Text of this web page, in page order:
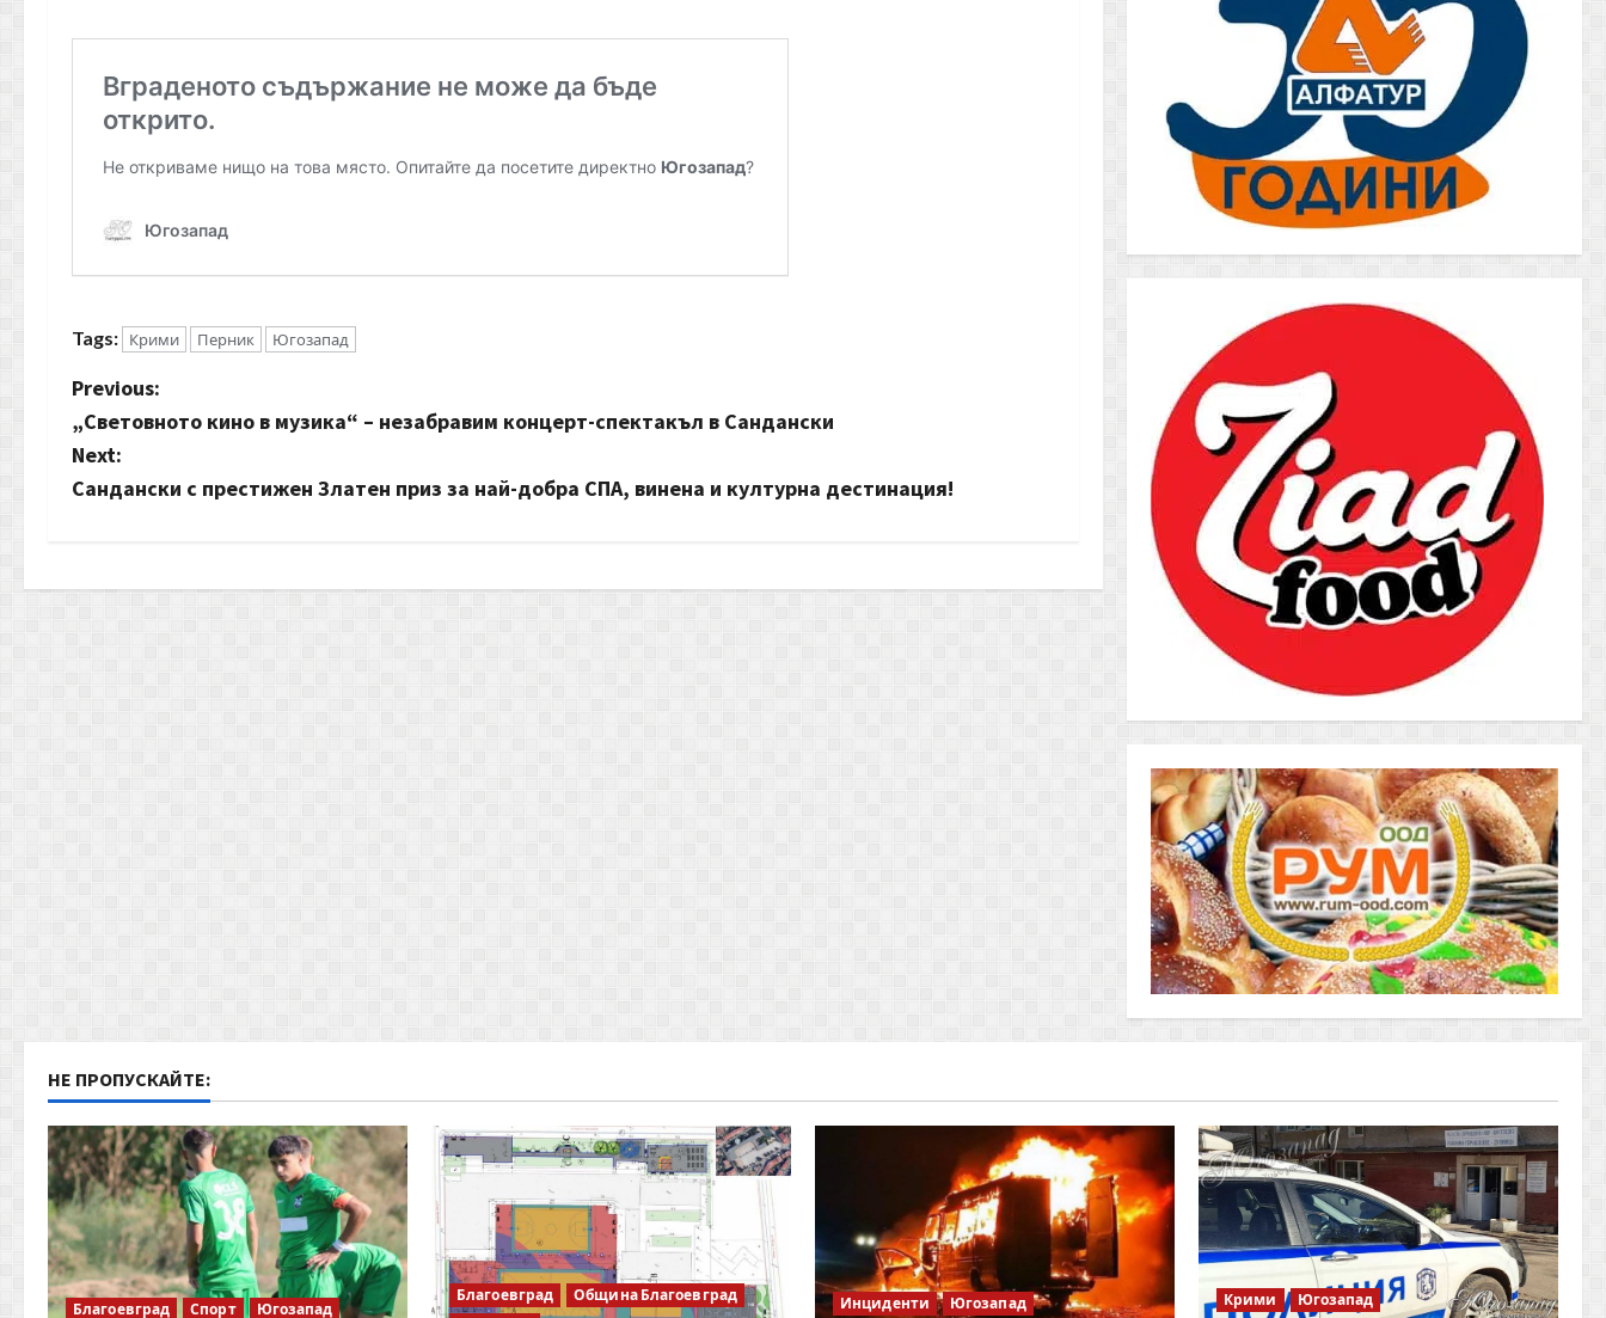
Tags: Крими Перник Югозапад
P
o
s
n
n
Previous:
„Световното кино в музика“ – незабравим концерт-спектакъл в Сандански
Next:
Сандански с престижен Златен приз за най-добра СПА, винена и културна дестинация!
НЕ ПРОПУСКАЙТЕ:
Благоевград Спорт Югозапад
Благоевград
Община Благоевград
Инциденти Югозапад Крими Югозапад